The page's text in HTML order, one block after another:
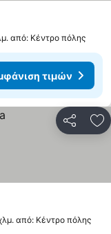
από: Κέντρο πόλης
τιμών
από: Κέντρο πόλης